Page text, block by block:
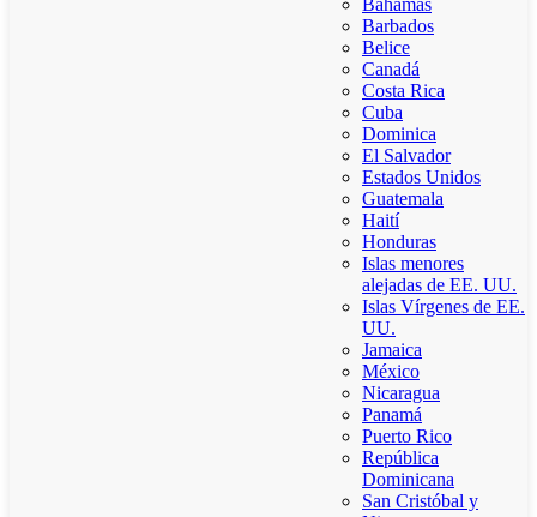
Bahamas
Barbados
Belice
Canadá
Costa Rica
Cuba
Dominica
El Salvador
Estados Unidos
Guatemala
Haití
Honduras
Islas menores
alejadas de EE. UU.
Islas Vírgenes de EE.
UU.
Jamaica
México
Nicaragua
Panamá
Puerto Rico
República
Dominicana
San Cristóbal y